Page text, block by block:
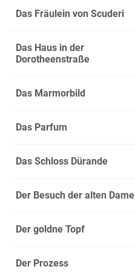
Das Fräulein von Scuderi
Das Haus in der
Dorotheenstraße
Das Marmorbild
Das Parfum
Das Schloss Dürande
Der Besuch der alten Dame
Der goldne Topf
Der Prozess